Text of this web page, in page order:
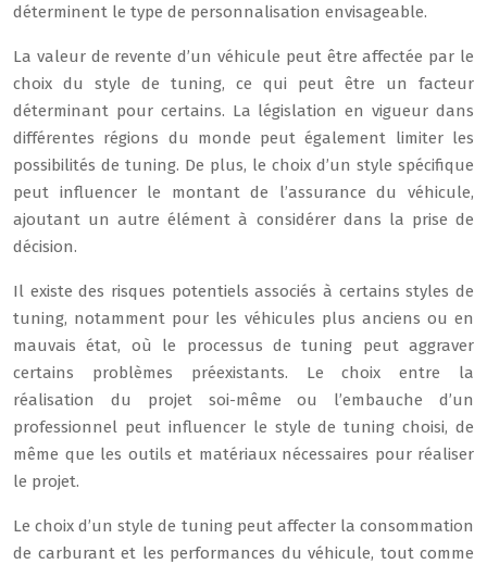
déterminent le type de personnalisation envisageable.
La valeur de revente d’un véhicule peut être affectée par le
choix du style de tuning, ce qui peut être un facteur
déterminant pour certains. La législation en vigueur dans
différentes régions du monde peut également limiter les
possibilités de tuning. De plus, le choix d’un style spécifique
peut influencer le montant de l’assurance du véhicule,
ajoutant un autre élément à considérer dans la prise de
décision.
Il existe des risques potentiels associés à certains styles de
tuning, notamment pour les véhicules plus anciens ou en
mauvais état, où le processus de tuning peut aggraver
certains problèmes préexistants. Le choix entre la
réalisation du projet soi-même ou l’embauche d’un
professionnel peut influencer le style de tuning choisi, de
même que les outils et matériaux nécessaires pour réaliser
le projet.
Le choix d’un style de tuning peut affecter la consommation
de carburant et les performances du véhicule, tout comme